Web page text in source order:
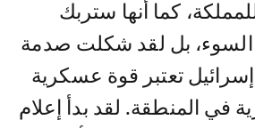
كما أنها ستربك
بل لقد شكلت صدمة
تعتبر قوة عسكرية
في المنطقة. لقد بدأ إعلام